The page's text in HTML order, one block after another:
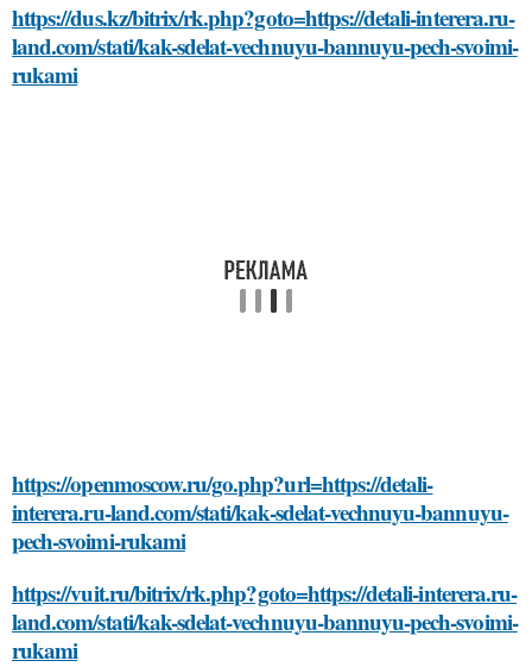
https://dus.kz/bitrix/rk.php?goto=https://detali-interera.ru-
land.com/stati/kak-sdelat-vechnuyu-bannuyu-pech-svoimi-
rukami
https://openmoscow.ru/go.php?url=https://detali-
interera.ru-land.com/stati/kak-sdelat-vechnuyu-bannuyu-
pech-svoimi-rukami
https://vuit.ru/bitrix/rk.php?goto=https://detali-interera.ru-
land.com/stati/kak-sdelat-vechnuyu-bannuyu-pech-svoimi-
rukami